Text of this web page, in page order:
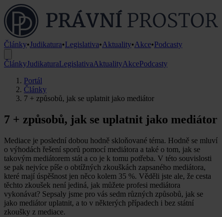
Články•Judikatura•Legislativa•Aktuality•Akce•Podcasty
ČlánkyJudikaturaLegislativaAktualityAkcePodcasty
Portál
Články
7 + způsobů, jak se uplatnit jako mediátor
7 + způsobů, jak se uplatnit jako mediátor
Mediace je poslední dobou hodně skloňované téma. Hodně se mluví
o výhodách řešení sporů pomocí mediátora a také o tom, jak se
takovým mediátorem stát a co je k tomu potřeba. V této souvislosti
se pak nejvíce píše o obtížných zkouškách zapsaného mediátora,
které mají úspěšnost jen něco kolem 35 %. Věděli jste ale, že cesta
těchto zkoušek není jediná, jak můžete profesi mediátora
vykonávat? Sepsaly jsme pro vás sedm různých způsobů, jak se
jako mediátor uplatnit, a to v některých případech i bez státní
zkoušky z mediace.